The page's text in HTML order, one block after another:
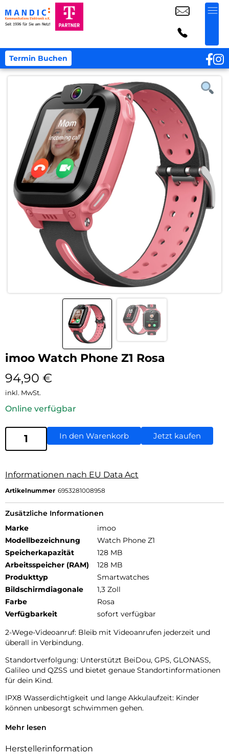
Termin Buchen
imoo Watch Phone Z1 Rosa
94,90 €
inkl. MwSt.
Online verfügbar
In den Warenkorb Jetzt kaufen
Informationen nach EU Data Act
Artikelnummer 6953281008958
Zusätzliche Informationen
Marke
imoo
Modellbezeichnung
Watch Phone Z1
Speicherkapazität
128 MB
Arbeitsspeicher (RAM)
128 MB
Produkttyp
Smartwatches
Bildschirmdiagonale
1,3 Zoll
Farbe
Rosa
Verfügbarkeit
sofort verfügbar
2-Wege-Videoanruf: Bleib mit Videoanrufen jederzeit und
überall in Verbindung.
Standortverfolgung: Unterstützt BeiDou, GPS, GLONASS,
Galileo und QZSS und bietet genaue Standortinformationen
für dein Kind.
IPX8 Wasserdichtigkeit und lange Akkulaufzeit: Kinder
können unbesorgt schwimmen gehen.
Klassenmodus: Um zu verhindern, dass dein Kind während
festlegen.
Mehr lesen
Herstellerinformation